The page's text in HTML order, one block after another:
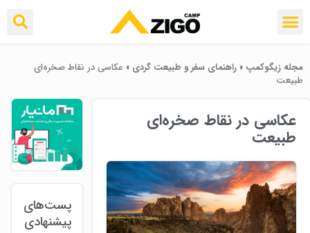
مجله زیگوکمپ » راهنمای سفر و طبیعت گردی » عکاسی در نقاط صخره‌ای
طبیعت
عکاسی در نقاط صخره‌ای
طبیعت
پست‌های
پیشنهادی